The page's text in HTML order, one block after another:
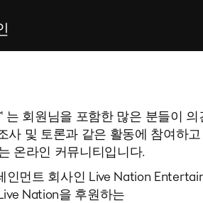
는 회원님을 포함한 많은 분들이 의
사 및 토론과 같은 활동에 참여하고
온라인 커뮤니티입니다.
인먼트 회사인 Live Nation
Nation을 후원하는